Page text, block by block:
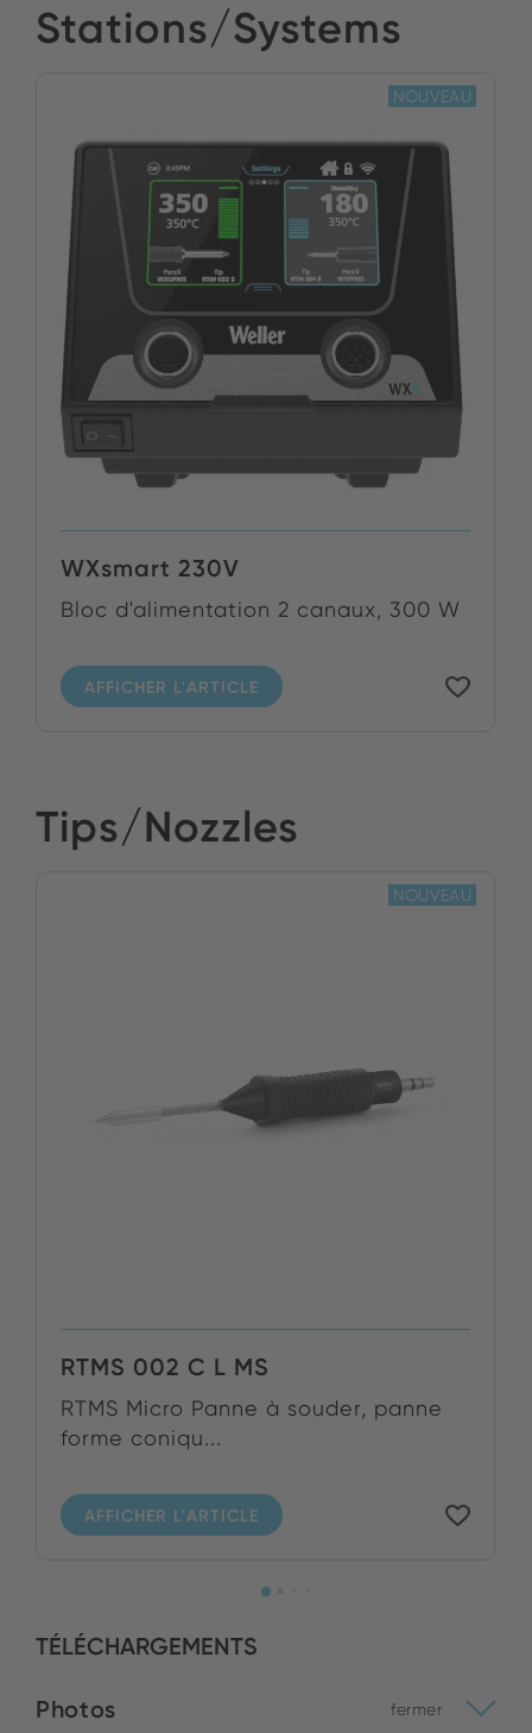
Stations/Systems
WXsmart 230V
Bloc d'alimentation 2 canaux, 300 W
AFFICHER L'ARTICLE
NOUVEAU
Tips/Nozzles
RTMS 002 C L MS
RTMS Micro Panne à souder, panne
forme coniqu...
AFFICHER L'ARTICLE
NOUVEAU
TÉLÉCHARGEMENTS
Photos fermer